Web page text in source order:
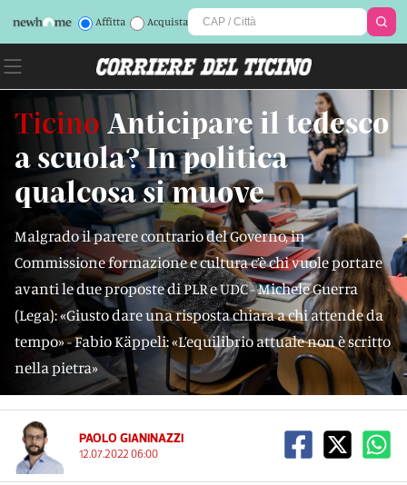
Affitta Acquista
Ticino Anticipare il tedesco
a scuola? In politica
qualcosa si muove
Malgrado il parere contrario del Governo, in
Commissione formazione e cultura c’è chi vuole portare
avanti le due proposte di PLR e UDC - Michele Guerra
(Lega): «Giusto dare una risposta chiara a chi attende da
tempo» - Fabio Käppeli: «L’equilibrio attuale non è scritto
nella pietra»
PAOLO GIANINAZZI
12.07.2022 06:00